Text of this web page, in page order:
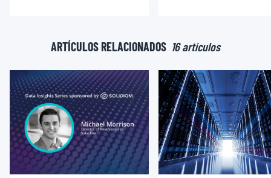
rendimiento superiores para
necesidades de HPC.
ARTÍCULOS RELACIONADOS 16 artículos